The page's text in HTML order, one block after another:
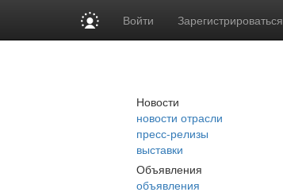
Войти Зарегистрироваться
Новости
новости отрасли
пресс-релизы
выставки
Объявления
объявления